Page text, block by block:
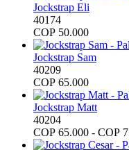
Jockstrap Eli
40174
COP 50.000
Jockstrap Sam
40209
COP 65.000
Jockstrap Matt
40204
COP 65.000 - COP